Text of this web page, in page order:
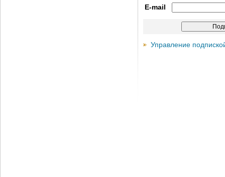
E-mail
Управление